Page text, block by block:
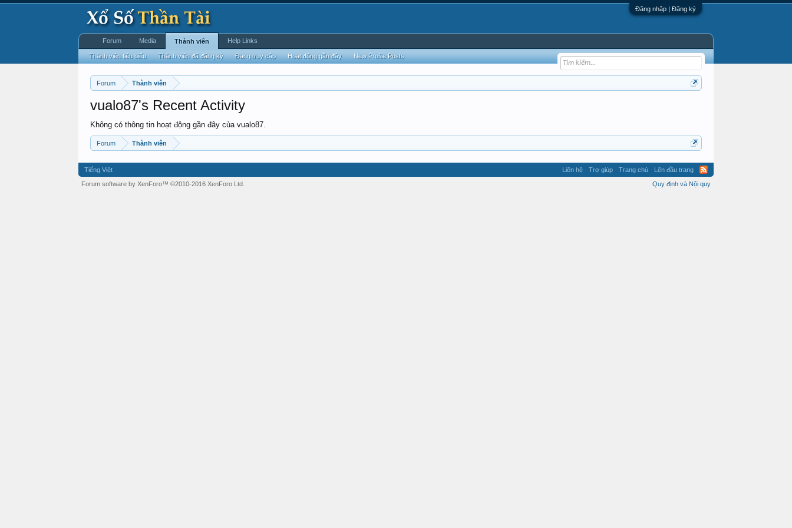
Đăng nhập | Đăng ký
Forum Thành viên
vualo87's Recent Activity
Không có thông tin hoạt động gần đây của vualo87.
Forum Thành viên
Forum Media Thành viên
Thành viên tiêu biểu Thành viên đã đăng ký Đang truy cập Hoạt động gần đây New Profile Posts
Help Links
Tiếng Việt Liên hệ Trợ giúp Trang chủ
Lên đầu trang
Quy định và Nội quy
Forum software by XenForo™ ©2010-2016 XenForo Ltd.